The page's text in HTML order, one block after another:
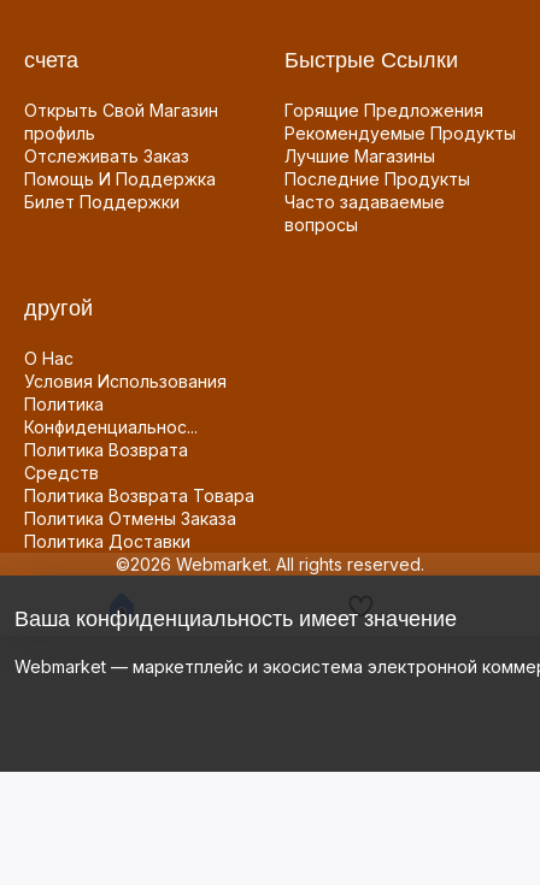
счета
Открыть Свой Магазин
профиль
Отслеживать Заказ
Помощь И Поддержка
Билет Поддержки
Быстрые Ссылки
Горящие Предложения
Рекомендуемые Продукты
Лучшие Магазины
Последние Продукты
Часто задаваемые
вопросы
другой
О Нас
Условия Использования
Политика
Конфиденциальнос...
Политика Возврата
Средств
Политика Возврата Товара
Политика Отмены Заказа
Политика Доставки
©2026 Webmarket. All rights reserved.
Ваша конфиденциальность имеет значение
Webmarket — маркетплейс и экосистема электронной